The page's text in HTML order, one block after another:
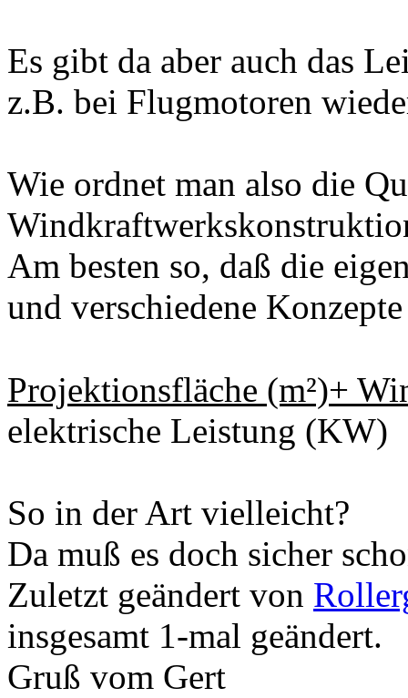
Es gibt da aber auch das
z.B. bei Flugmotoren
Wie ordnet man also die
Am besten so, daß die
und verschiedene
Projektionsfläche (m²)+
elektrische Leistung (KW)
So in der Art vielleicht?
Da muß es doch sicher
Zuletzt geändert von
insgesamt 1-mal geändert.
Gruß vom Gert